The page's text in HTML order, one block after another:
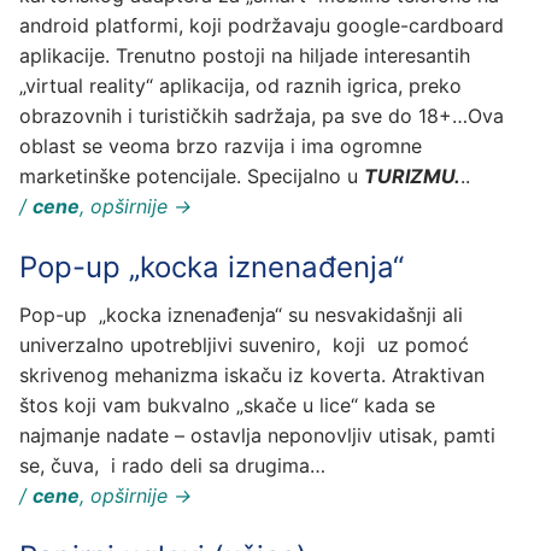
android platformi, koji podržavaju google-cardboard
aplikacije. Trenutno postoji na hiljade interesantih
„virtual reality“ aplikacija, od raznih igrica, preko
obrazovnih i turističkih sadržaja, pa sve do 18+…Ova
oblast se veoma brzo razvija i ima ogromne
marketinške potencijale. Specijalno u TURIZMU...
/ cene, opširnije →
Pop-up „kocka iznenađenja“
Pop-up „kocka iznenađenja“ su nesvakidašnji ali
univerzalno upotrebljivi suveniro, koji uz pomoć
skrivenog mehanizma iskaču iz koverta. Atraktivan
štos koji vam bukvalno „skače u lice“ kada se
najmanje nadate – ostavlja neponovljiv utisak, pamti
se, čuva, i rado deli sa drugima…
/ cene, opširnije →